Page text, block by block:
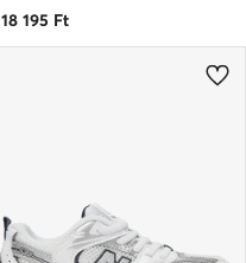
18 195 Ft